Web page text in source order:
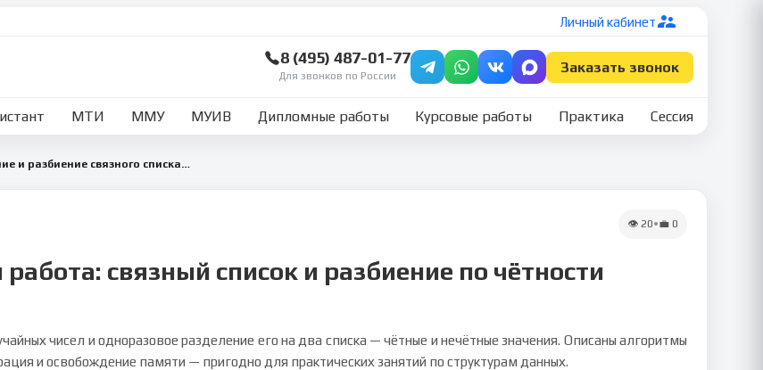
Личный кабинет
8 (495) 487-01-77
Для звонков по России
Заказать звонок
МТИ ММУ МУИВ Дипломные работы Курсовые работы Практика Сессия
Программа на C: формирование и разбиение связного списка по чётности
👁 20•💼 0
связный список и разбиение по чётности
чисел и одноразовое разделение его на два списка — чётные и нечётные значения. Описаны алгоритмы
и освобождение памяти — пригодно для практических занятий по структурам данных.